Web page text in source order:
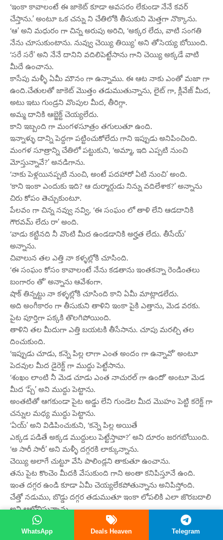
‘ఇంకా కావాలంటే ఈ జాకెట్ కూడా అవసరం లేకుండా నేనే కవర్
చేస్తాను.’ అంటూ ఒక చన్ను ని చేతిలోకి తీసుకుని మెత్తగా నొక్కాను.
‘ఆ’ అని మధురం గా చిన్న అరుపు అరిచి, ‘అక్కర లేదు, వాటి సంగతి
నేను చూసుకుంటాను. నువ్వు చెయ్యి తియ్యి’ అని తోసెయ్య బోయింది.
‘సరే సరే’ అని నేనే దానిని వదిలిపెట్టేసాను గాని చెయ్యి అక్కడే వాటి
మీదే ఉంచాను.
కాసేపు మళ్ళీ ఏమీ మౌనం గా ఉన్నాము. ఈ ఆట నాకు ఎంతో మజా గా
ఉంది.చేతులతో జాకెట్ మొత్తం తడుముతున్నాను, లైట్ గా, క్లీవేజ్ మీద,
అటు ఇటు గుండ్రని వొంపుల మీద, తీరిగ్గా.
అమ్మ దానికి ఆబ్జెక్ట్ చెయ్యలేదు.
కాని ఇబ్బంది గా మంగళసూత్రం తగులుతూ ఉంది.
ఇన్నాళ్ళు దాన్ని పెద్దగా పట్టించుకోలేదు గాని ఇప్పుడు అనిపించింది.
మంగళ సూత్రాన్ని చేతిలో పట్టుకుని, ‘అమ్మా, ఇది ఎప్పటి నుంచి
మోస్తున్నావే?’ అనడిగాను.
‘నాకు పెళ్లయినప్పటి నుంచి, అంటే పదహారో ఏటి నుంచి’ అంది.
‘కాని ఇంకా ఎందుకు ఇది? ఆ దుర్మార్గుడు నిన్ను వదిలేశాక?’ అన్నాను
చిరు కోపం తెచ్చుకుంటూ.
పేలవం గా చిన్న నవ్వు నవ్వి, ‘ఈ సంఘం లో తాళి లేని ఆడదానికి
గౌరవమ్ లేదు రా’ అంది.
‘వాడు కట్టినది నీ వొంటి మీద ఉండడానికి అర్హత లేదు. తీసేయ్’
అన్నాను.
చివాలున తల ఎత్తి నా కళ్ళల్లోకి చూసింది.
‘ఈ సంఘం కోసం కావాలంటే నేను కడతాను ఇంతకన్నా రెండింతలు
బంగారం తో’ అన్నాను ఆవేశంగా.
షాక్ తిన్నట్టు నా కళ్ళల్లోకి చూసింది కాని ఏమీ మాట్లాడలేదు.
అది అంగీకారం గా తీసుకుని తాళిని ఇంకా పైకి ఎత్తాను, మెడ వరకు.
పైట పూర్తిగా పక్కకి తొలగిపోయింది.
తాళిని తల మీదుగా ఎత్తి బయటకి తీసేసాను. చూపు మరల్చి తల
దించుకుంది.
‘ఇప్పుడు చూడు, కన్నె పిల్ల లాగా ఎంత అందం గా ఉన్నావో’ అంటూ
పెదవుల మీద డైరెక్ట్ గా ముద్దు పెట్టేసాను.
‘శంఖం లాంటి నీ మెడ చూడు ఎంత నాచురల్ గా ఉందో’ అంటూ మెడ
మీద ‘ప్చ్’ అని ముద్దు పెట్టాను.
అంతటితో ఆగకుండా పైట అడ్డు లేని గుండెల మీద మొహం పెట్టి కరెక్ట్ గా
చన్నుల మధ్య ముద్దు పెట్టాను.
‘ఏయ్’ అని విడిపించుకుని, ‘కన్నె పిల్ల అయితే
ఎక్కడ పడితే అక్కడ ముద్దులు పెట్టేస్తావా?’ అని దూరం జరగబోయింది.
‘అ సారీ సారీ’ అని మళ్ళీ దగ్గరకి లాక్కున్నాను.
చెయ్యి అలాగే చుట్టూ వేసి పాలిండ్లని తాకుతూ ఉంచాను.
తను పైట కొంచెం మీదకి వేసుకుంది గాని అంతా కనిపిస్తూనే ఉంది.
ఇంత దగ్గర ఉండి కూడా ఏమీ చెయ్యలేకపోతున్నాను అనిపిస్తోంది.
చేత్తో నడుము, బొడ్డు దగ్గర తడుముతూ ఇంకా లోపలికి ఎలా జొరబదాలి
అని ఆలోచిస్తున్నాను.
అమ్మ మొహం లో కూడా సిగ్గు, అది కనిపిస్తోంది తనలో కోరిక పెరిగినట్టు.
ఆడదానికి కోరిక కలిగితే చనుమొనలు గట్టిపడతాయి అని విన్నాను.
WhatsApp Deals Heaven Telegram